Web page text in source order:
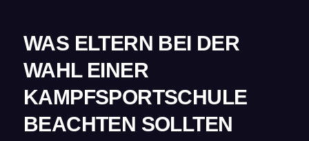
WAS ELTERN BEI DER
WAHL EINER
KAMPFSPORTSCHULE
BEACHTEN SOLLTEN